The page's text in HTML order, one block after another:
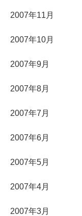
2007年11月
2007年10月
2007年9月
2007年8月
2007年7月
2007年6月
2007年5月
2007年4月
2007年3月